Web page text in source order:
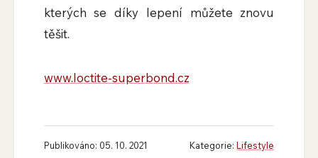
kterých se díky lepení můžete znovu
těšit.
www.loctite-superbond.cz
Publikováno: 05. 10. 2021 Kategorie:Lifestyle